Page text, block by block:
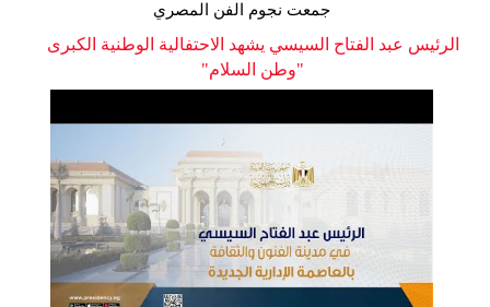
جمعت نجوم الفن المصري
الرئيس عبد الفتاح السيسي يشهد الاحتفالية الوطنية الكبرى
"وطن السلام"